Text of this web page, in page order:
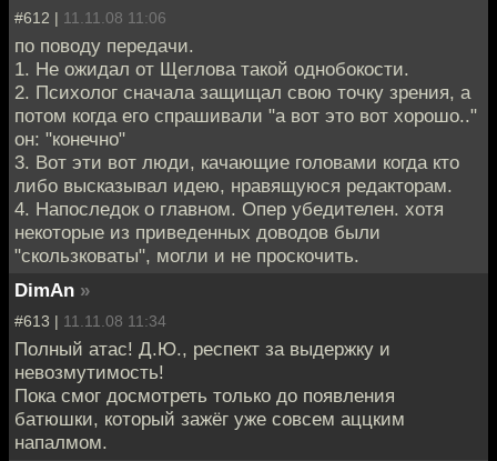
#612 | 11.11.08 11:06
по поводу передачи.
1. Не ожидал от Щеглова такой однобокости.
2. Психолог сначала защищал свою точку зрения, а
потом когда его спрашивали "а вот это вот хорошо.."
он: "конечно"
3. Вот эти вот люди, качающие головами когда кто
либо высказывал идею, нравящуюся редакторам.
4. Напоследок о главном. Опер убедителен. хотя
некоторые из приведенных доводов были
"скользковаты", могли и не проскочить.
DimAn »
#613 | 11.11.08 11:34
Полный атас! Д.Ю., респект за выдержку и
невозмутимость!
Пока смог досмотреть только до появления
батюшки, который зажёг уже совсем аццким
напалмом.